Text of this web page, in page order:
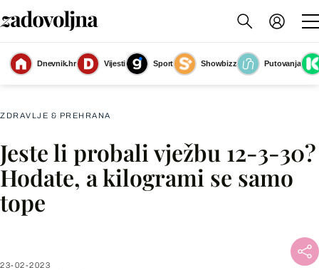
Dnevnik.hr Vijesti Sport Showbizz
Putovanja
Slika nije dostupna
ZDRAVLJE & PREHRANA
Jeste li probali vježbu 12-3-30?
Hodate, a kilogrami se samo
tope
23-02-2023
Facebook